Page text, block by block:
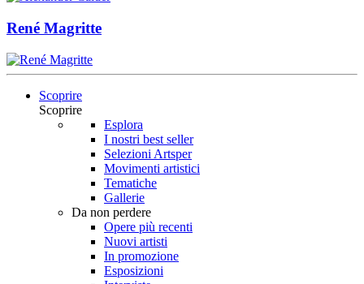
René Magritte
Scoprire
Scoprire
Esplora
I nostri best seller
Selezioni Artsper
Movimenti artistici
Tematiche
Gallerie
Da non perdere
Opere più recenti
Nuovi artisti
In promozione
Esposizioni